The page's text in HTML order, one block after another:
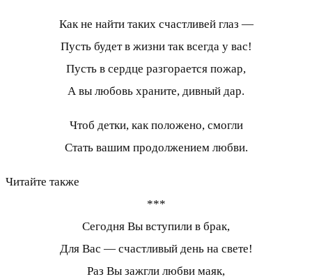
Как не найти таких счастливей глаз —
Пусть будет в жизни так всегда у вас!
Пусть в сердце разгорается пожар,
А вы любовь храните, дивный дар.
Чтоб детки, как положено, смогли
Стать вашим продолжением любви.
Читайте также
***
Сегодня Вы вступили в брак,
Для Вас — счастливый день на свете!
Раз Вы зажгли любви маяк,